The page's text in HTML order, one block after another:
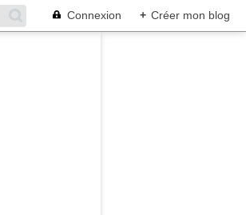
Connexion + Créer mon blog